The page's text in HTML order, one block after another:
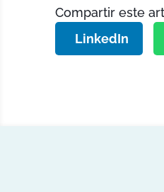
Compartir este
LinkedIn